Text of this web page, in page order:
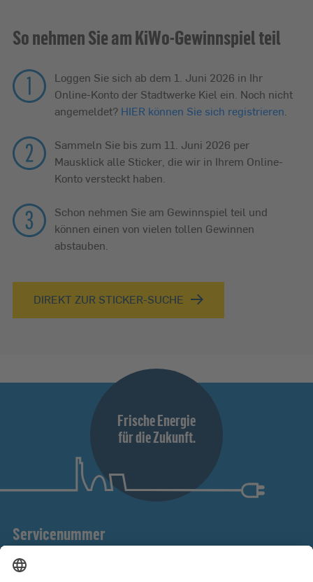
So nehmen Sie am KiWo-Gewinnspiel teil
Loggen Sie sich ab dem 1. Juni 2026 in Ihr
Online-Konto der Stadtwerke Kiel ein. Noch nicht
angemeldet? HIER können Sie sich registrieren.
Sammeln Sie bis zum 11. Juni 2026 per
Mausklick alle Sticker, die wir in Ihrem Online-
Konto versteckt haben.
Schon nehmen Sie am Gewinnspiel teil und
können einen von vielen tollen Gewinnen
abstauben.
DIREKT ZUR STICKER-SUCHE
Frische Energie
für die Zukunft.
Servicenummer
Unter unserer Servicenummer helfen wir Ihnen gern bei